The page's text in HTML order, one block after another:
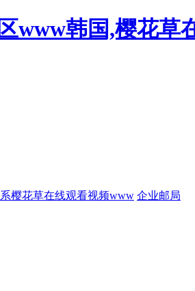
www韩国,樱花草
樱花草在线观看视频www 企业邮局